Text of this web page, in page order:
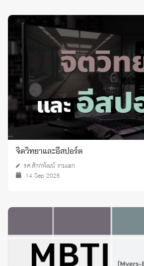
จิตวิทยาและอีสปอร์ต
รศ.สักกพัฒน์ งามเอก
14 Sep 2025